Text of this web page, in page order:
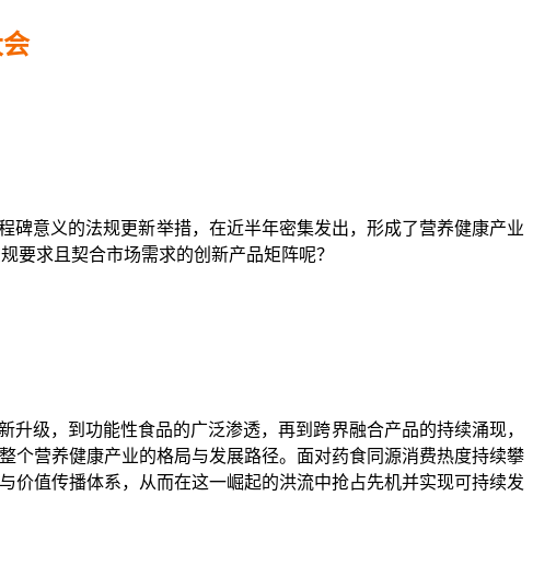
碑意义的法规更新举措，在近半年密集发出，形成了营养健康产业
要求且契合市场需求的创新产品矩阵呢？
级，到功能性食品的广泛渗透，再到跨界融合产品的持续涌现，
个营养健康产业的格局与发展路径。面对药食同源消费热度持续攀
价值传播体系，从而在这一崛起的洪流中抢占先机并实现可持续发